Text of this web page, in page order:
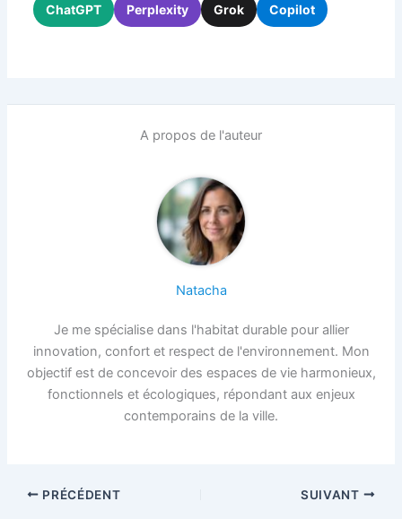
ChatGPT Perplexity Grok Copilot
A propos de l'auteur
Natacha
Je me spécialise dans l'habitat durable pour allier
innovation, confort et respect de l'environnement. Mon
objectif est de concevoir des espaces de vie harmonieux,
fonctionnels et écologiques, répondant aux enjeux
contemporains de la ville.
PRÉCÉDENT SUIVANT